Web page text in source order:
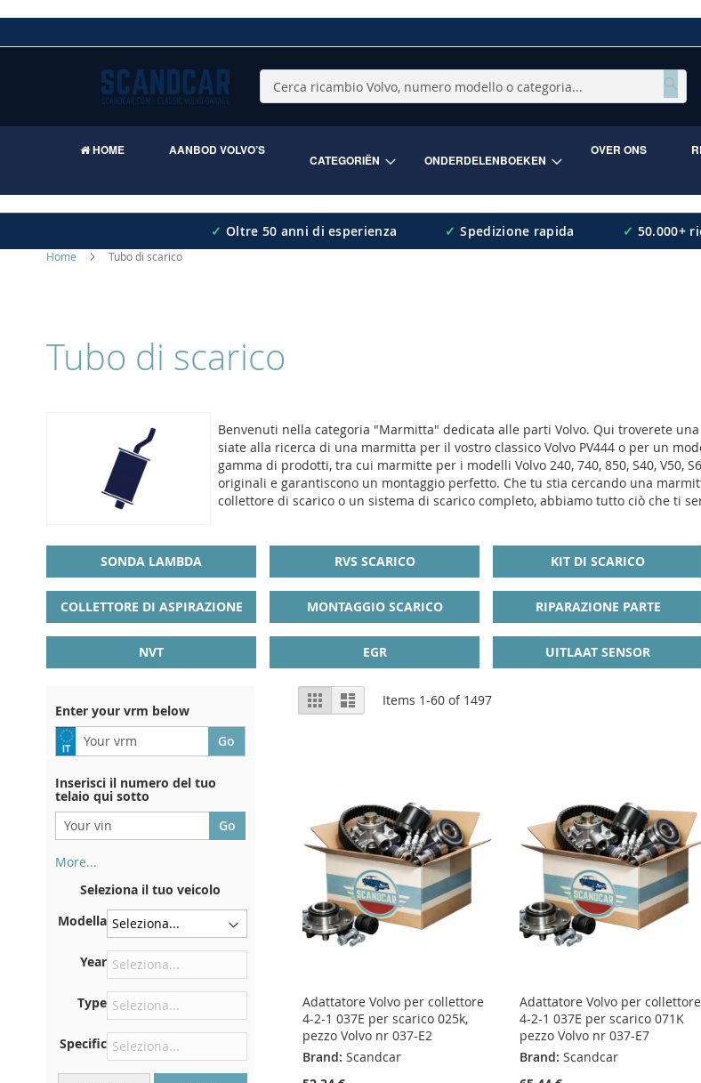
to
Cerca
Cerca
HOME AANBOD VOLVO’S
CATEGORIËN ONDERDELENBOEKEN
OVER ONS
✓ Oltre 50 anni di esperienza ✓ Spedizione rapida ✓ 50.000+
Home Tubo di scarico
Tubo di scarico
Benvenuti nella categoria "Marmitta" dedicata alle parti Volvo. Qui troverete
siate alla ricerca di una marmitta per il vostro classico Volvo PV444 o per un
gamma di prodotti, tra cui marmitte per i modelli Volvo 240, 740, 850, S40, V50,
originali e garantiscono un montaggio perfetto. Che tu stia cercando una
collettore di scarico o un sistema di scarico completo, abbiamo tutto ciò che ti
SONDA LAMBDA RVS SCARICO KIT DI SCARICO
COLLETTORE DI ASPIRAZIONE MONTAGGIO SCARICO RIPARAZIONE PARTE
NVT EGR UITLAAT SENSOR
View
as
Grid List Items 1-60 of 1497
Adattatore Volvo per collettore
4-2-1 037E per scarico 025k,
pezzo Volvo nr 037-E2
Brand: Scandcar
Adattatore Volvo per collettore
4-2-1 037E per scarico 071K
pezzo Volvo nr 037-E7
Brand: Scandcar
Enter your vrm below
Inserisci il numero del tuo
telaio qui sotto
More...
retro del certificato di
immatricolazione. E anche in
macchina
Sulla piastra inferiore del
sedile anteriore destro
Centrare contro la paratia
sotto il cofano
Proprio nel vano motore
Vicino al parabrezza, sul
Seleziona il tuo veicolo
Modella
Year
Type
Specific